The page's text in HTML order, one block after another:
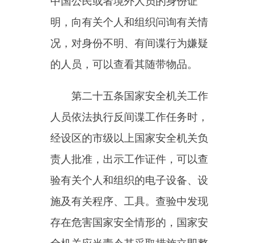
的人员接受调查的，经国家安全机
关办案部门负责人批准，使用传唤
证传唤。对现场发现的违反本法的
人员，国家安全机关工作人员依照
唤，但应当在询问笔录中注明。传
唤的原因和依据应当告知被传唤
人。对无正当理由拒不接受传唤或
者逃避传唤的人，可以强制传唤。
国家安全机关应当在被传唤人
所在市、县内的指定地点或者其住
所进行询问。